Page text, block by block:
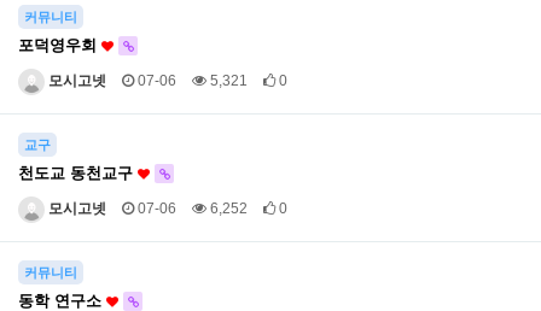
커뮤니티
포덕영우회
모시고넷 07-06 5,321 0
교구
천도교 동천교구
모시고넷 07-06 6,252 0
커뮤니티
동학 연구소